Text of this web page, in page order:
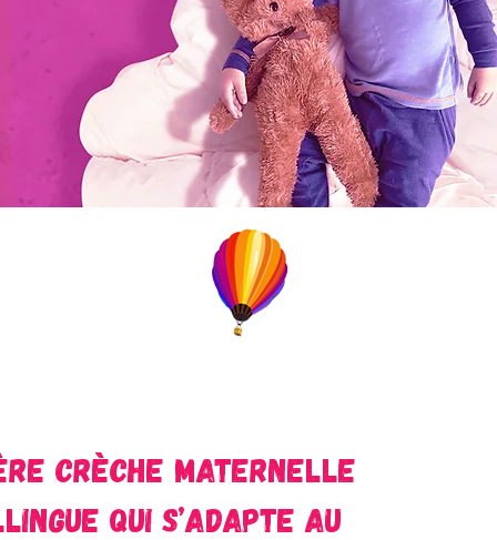
crèche maternelle
qui s’adapte au